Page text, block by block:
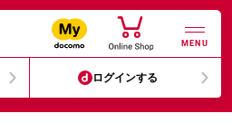
MENU
ログインする